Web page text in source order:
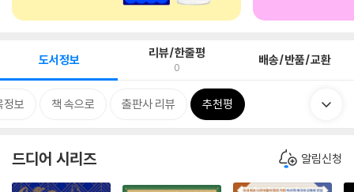
도서정보 리뷰/한줄평
0 배송/반품/교환
정보 책 속으로 출판사 리뷰 추천평
드디어 시리즈 알림신청